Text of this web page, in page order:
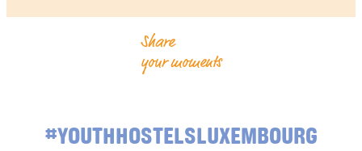
Share
your moments
#YOUTHHOSTELSLUXEMBOURG